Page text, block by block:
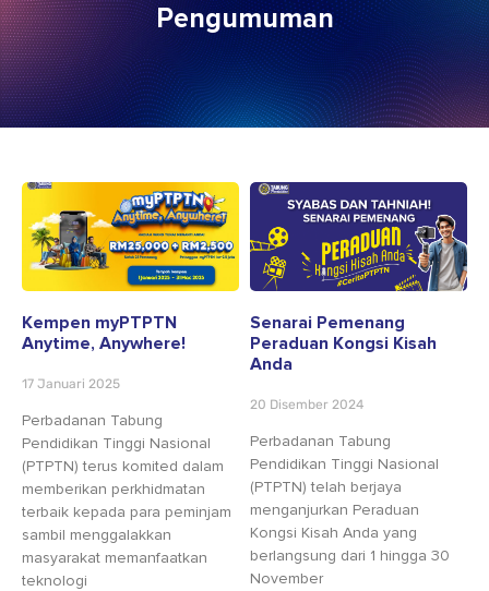
Pengumuman
Kempen myPTPTN
Anytime, Anywhere!
17 Januari 2025
Perbadanan Tabung
Pendidikan Tinggi Nasional
(PTPTN) terus komited dalam
memberikan perkhidmatan
terbaik kepada para peminjam
sambil menggalakkan
masyarakat memanfaatkan
teknologi
Senarai Pemenang
Peraduan Kongsi Kisah
Anda
20 Disember 2024
Perbadanan Tabung
Pendidikan Tinggi Nasional
(PTPTN) telah berjaya
menganjurkan Peraduan
Kongsi Kisah Anda yang
berlangsung dari 1 hingga 30
November